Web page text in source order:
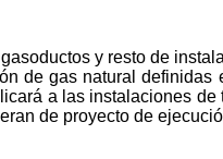
y resto de
de gas natural
a las instalaciones
de proyecto de